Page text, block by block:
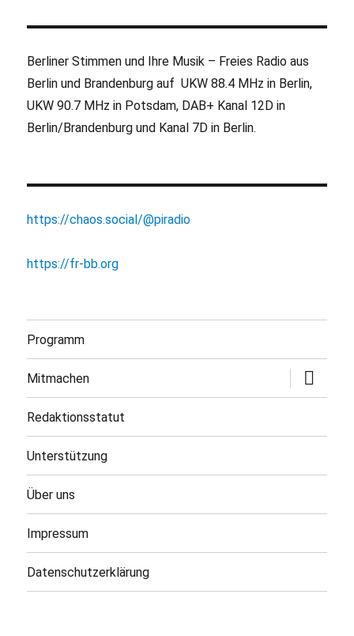
Berliner Stimmen und Ihre Musik – Freies Radio aus
Berlin und Brandenburg auf UKW 88.4 MHz in Berlin,
UKW 90.7 MHz in Potsdam, DAB+ Kanal 12D in
Berlin/Brandenburg und Kanal 7D in Berlin.
https://chaos.social/@piradio
https://fr-bb.org
Programm
Mitmachen
öffnen
Redaktionsstatut
Unterstützung
Über uns
Impressum
Datenschutzerklärung